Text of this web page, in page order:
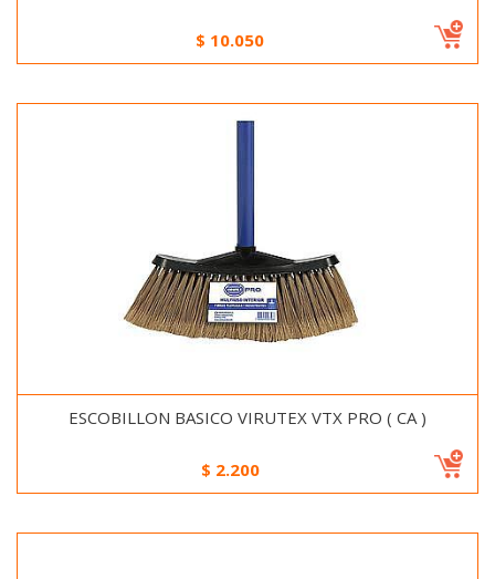
$ 10.050
ESCOBILLON BASICO VIRUTEX VTX PRO ( CA )
$ 2.200